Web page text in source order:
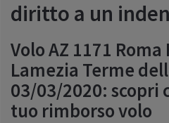
diritto a un
Volo AZ 1171
Lamezia Terme
03/03/2020: scopri
tuo rimborso volo